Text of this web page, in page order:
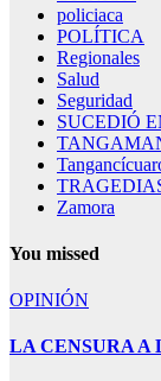
policiaca
POLÍTICA
Regionales
Salud
Seguridad
SUCEDIÓ
Zamora
You missed
OPINIÓN
LA CENSURA A